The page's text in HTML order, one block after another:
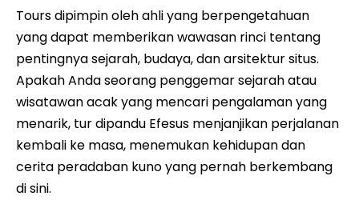
Tours dipimpin oleh ahli yang berpengetahuan
yang dapat memberikan wawasan rinci tentang
pentingnya sejarah, budaya, dan arsitektur situs.
Apakah Anda seorang penggemar sejarah atau
wisatawan acak yang mencari pengalaman yang
menarik, tur dipandu Efesus menjanjikan perjalanan
kembali ke masa, menemukan kehidupan dan
cerita peradaban kuno yang pernah berkembang
di sini.